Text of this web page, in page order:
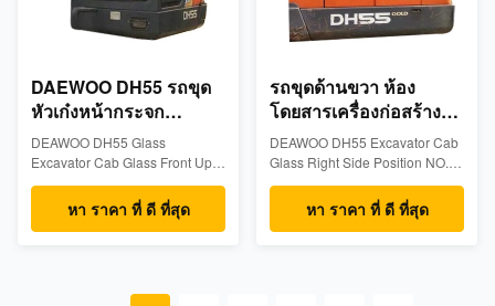
DAEWOO DH55 รถขุด
หัวเก๋งหน้ากระจก
ตำแหน่ง A หนา 5 มม
DEAWOO DH55 Glass
Excavator Cab Glass Front Up
Position A Windshield
Tempered Glass Product
Descriptions Tempered
815mm wide, 830mm height -
หา ราคา ที่ ดี ที่สุด
รถขุดด้านขวา ห้อง
โดยสารเครื่องก่อสร้าง
กระจก
DEAWOO DH55 Excavator Cab
Glass Right Side Position NO.8
Construction Machine Cabin
Tempered Glass Product
Descriptions Tempered
หา ราคา ที่ ดี ที่สุด